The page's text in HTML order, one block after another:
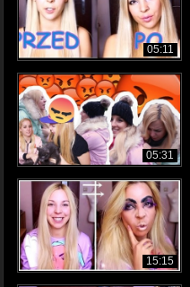
05:11
05:31
15:15